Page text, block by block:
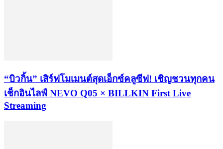
“บิวกิ้น” เสิร์ฟโมเมนต์สุดเอ็กซ์คลูซีฟ! เชิญชวนทุกคน
เช็กอินไลฟ์ NEVO Q05 × BILLKIN First Live
Streaming